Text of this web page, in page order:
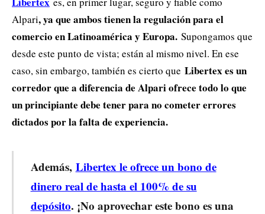
Alpari, ya que ambos tienen la regulación para el
comercio en Latinoamérica y Europa. Supongamos que
desde este punto de vista; están al mismo nivel. En ese
caso, sin embargo, también es cierto que Libertex es un
corredor que a diferencia de Alpari ofrece todo lo que
un principiante debe tener para no cometer errores
dictados por la falta de experiencia.
Además, Libertex le ofrece un bono de
dinero real de hasta el 100% de su
depósito. ¡No aprovechar este bono es una